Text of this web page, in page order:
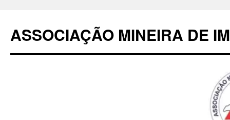
conteúdo
ASSOCIAÇÃO MINEIRA DE